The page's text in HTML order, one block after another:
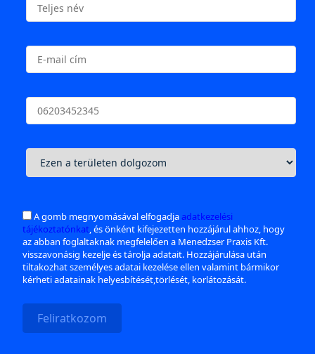
A gomb megnyomásával elfogadjaadatkezelési
tájékoztatónkat, és önként kifejezetten hozzájárul ahhoz, hogy
az abban foglaltaknak megfelelően a Menedzser Praxis Kft.
visszavonásig kezelje és tárolja adatait. Hozzájárulása után
tiltakozhat személyes adatai kezelése ellen valamint bármikor
kérheti adatainak helyesbítését,törlését, korlátozását.
Feliratkozom